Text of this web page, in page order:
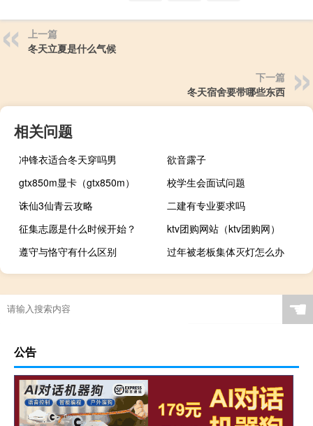
上一篇
冬天立夏是什么气候
下一篇
冬天宿舍要带哪些东西
相关问题
冲锋衣适合冬天穿吗男
欲音露子
gtx850m显卡（gtx850m）
校学生会面试问题
诛仙3仙青云攻略
二建有专业要求吗
征集志愿是什么时候开始？
ktv团购网站（ktv团购网）
遵守与恪守有什么区别
过年被老板集体灭灯怎么办
☚
公告